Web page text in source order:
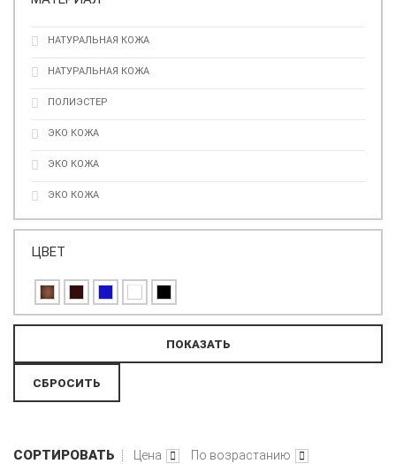
НАТУРАЛЬНАЯ КОЖА
НАТУРАЛЬНАЯ КОЖА
ПОЛИЭСТЕР
ЭКО КОЖА
ЭКО КОЖА
ЭКО КОЖА
ЦВЕТ
СОРТИРОВАТЬ Цена По возрастанию